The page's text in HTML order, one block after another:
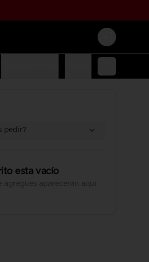
Login
pedir?
esta vacío
aparecerán aquí